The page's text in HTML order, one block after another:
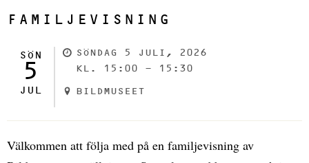
FAMILJEVISNING
SÖN
5
JUL
SÖNDAG 5 JULI, 2026
KL. 15:00 - 15:30
BILDMUSEET
Välkommen att följa med på en familjevisning av